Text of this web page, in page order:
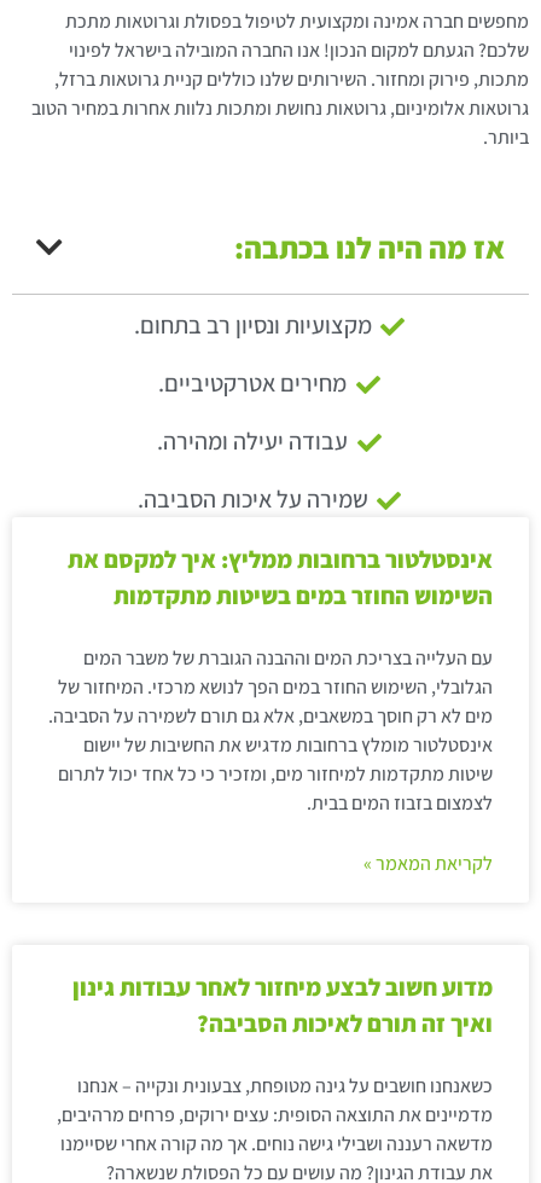
מחפשים חברה אמינה ומקצועית לטיפול בפסולת וגרוטאות מתכת
שלכם? הגעתם למקום הנכון! אנו החברה המובילה בישראל לפינוי
מתכות, פירוק ומחזור. השירותים שלנו כוללים קניית גרוטאות ברזל,
גרוטאות אלומיניום, גרוטאות נחושת ומתכות נלוות אחרות במחיר הטוב
ביותר.
אז מה היה לנו בכתבה:
מקצועיות ונסיון רב בתחום.
מחירים אטרקטיביים.
עבודה יעילה ומהירה.
שמירה על איכות הסביבה.
אינסטלטור ברחובות ממליץ: איך למקסם את
השימוש החוזר במים בשיטות מתקדמות
עם העלייה בצריכת המים וההבנה הגוברת של משבר המים
הגלובלי, השימוש החוזר במים הפך לנושא מרכזי. המיחזור של
מים לא רק חוסך במשאבים, אלא גם תורם לשמירה על הסביבה.
אינסטלטור מומלץ ברחובות מדגיש את החשיבות של יישום
שיטות מתקדמות למיחזור מים, ומזכיר כי כל אחד יכול לתרום
לצמצום בזבוז המים בבית.
לקריאת המאמר »
מדוע חשוב לבצע מיחזור לאחר עבודות גינון
ואיך זה תורם לאיכות הסביבה?
כשאנחנו חושבים על גינה מטופחת, צבעונית ונקייה – אנחנו
מדמיינים את התוצאה הסופית: עצים ירוקים, פרחים מרהיבים,
מדשאה רעננה ושבילי גישה נוחים. אך מה קורה אחרי שסיימנו
את עבודת הגינון? מה עושים עם כל הפסולת שנשארה?